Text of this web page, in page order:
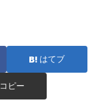
はてブ
コピー